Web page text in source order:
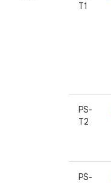
T1
PS-
T2
PS-